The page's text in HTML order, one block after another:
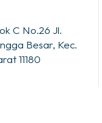
C No.26 Jl.
Besar, Kec.
11180